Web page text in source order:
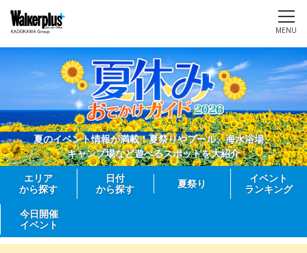
MENU
夏のイベント情報が満載！夏祭りやプール、海水浴場、
キャンプ場など遊べるスポットを大紹介
エリア
から探す
日付
から探す
夏祭り
イベント
ランキング
今日開催
イベント